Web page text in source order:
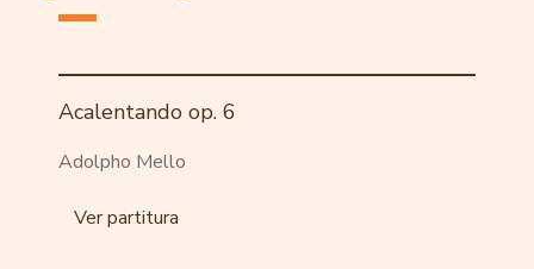
Acalentando op. 6
Adolpho Mello
Ver partitura